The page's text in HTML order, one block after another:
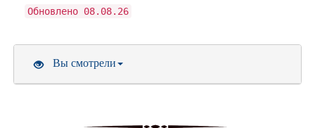
Обновлено 08.08.26
Вы смотрели